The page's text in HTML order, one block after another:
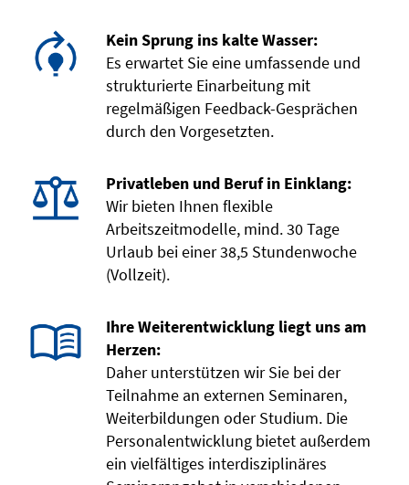
Kein Sprung ins kalte Wasser:
Es erwartet Sie eine umfassende und
strukturierte Einarbeitung mit
regelmäßigen Feedback-Gesprächen
durch den Vorgesetzten.
Privatleben und Beruf in Einklang:
Wir bieten Ihnen flexible
Arbeitszeitmodelle, mind. 30 Tage
Urlaub bei einer 38,5 Stundenwoche
(Vollzeit).
Ihre Weiterentwicklung liegt uns am
Herzen:
Daher unterstützen wir Sie bei der
Teilnahme an externen Seminaren,
Weiterbildungen oder Studium. Die
Personalentwicklung bietet außerdem
ein vielfältiges interdisziplinäres